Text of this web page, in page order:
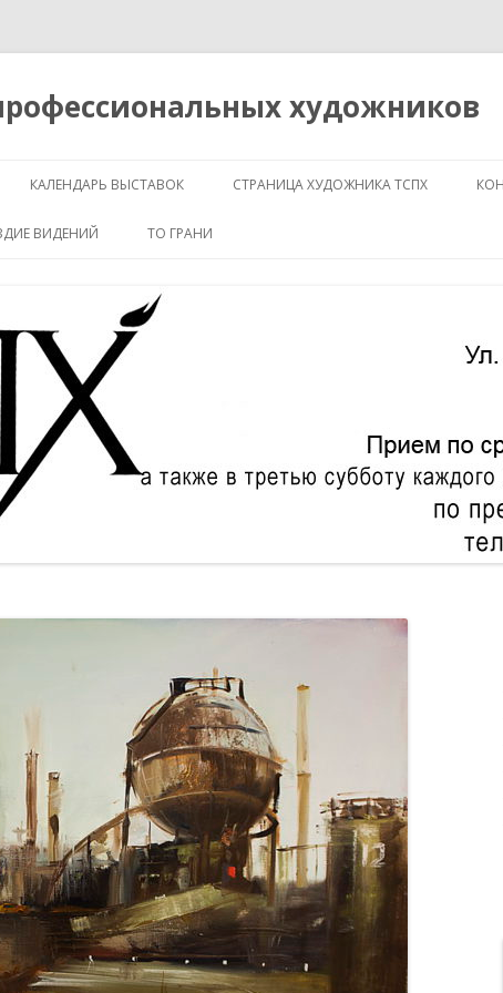
художников
к
содержимому
КАЛЕНДАРЬ ВЫСТАВОК СТРАНИЦА ХУДОЖНИКА ТСПХ
ВИДЕНИЙ ТО ГРАНИ